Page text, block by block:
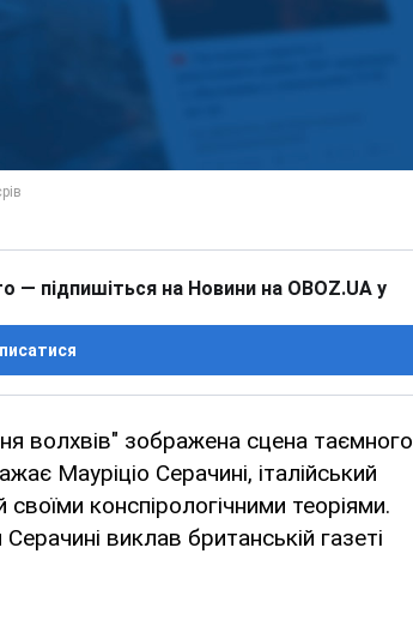
— підпишіться на Новини на OBOZ.UA у
волхвів" зображена сцена таємного
Мауріціо Серачині, італійський
конспірологічними теоріями.
виклав британській газеті